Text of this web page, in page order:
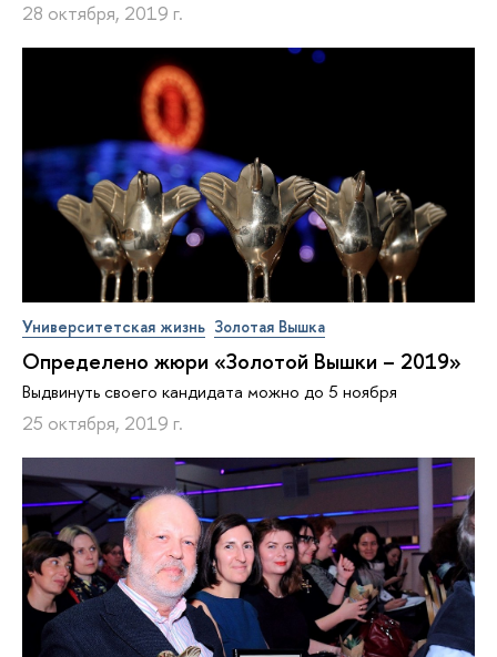
28 октября, 2019 г.
Университетская жизнь Золотая Вышка
Определено жюри «Золотой Вышки – 2019»
Выдвинуть своего кандидата можно до 5 ноября
25 октября, 2019 г.